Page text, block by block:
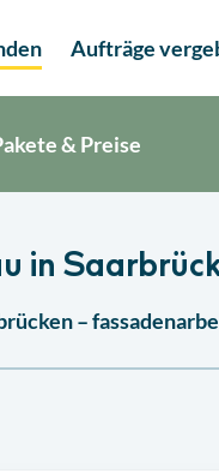
Aufträge
& Preise
in
–